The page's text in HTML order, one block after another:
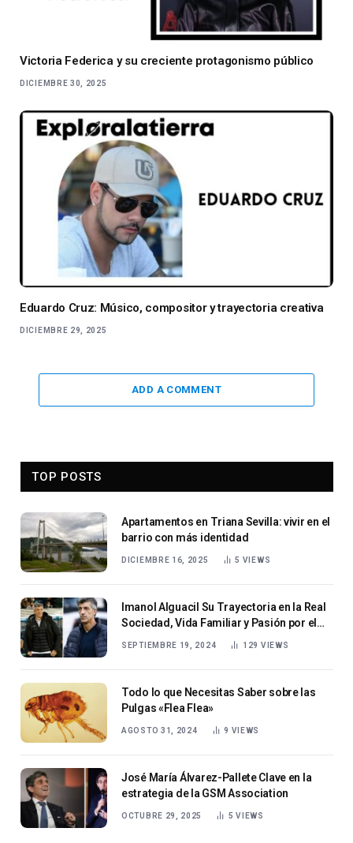
Victoria Federica y su creciente protagonismo público
DICIEMBRE 30, 2025
Eduardo Cruz: Músico, compositor y trayectoria creativa
DICIEMBRE 29, 2025
ADD A COMMENT
TOP POSTS
Apartamentos en Triana Sevilla: vivir en el
barrio con más identidad
DICIEMBRE 16, 2025 5 VIEWS
Imanol Alguacil Su Trayectoria en la Real
Sociedad, Vida Familiar y Pasión por el
SEPTIEMBRE 19, 2024 129 VIEWS
Todo lo que Necesitas Saber sobre las
Pulgas «Flea Flea»
AGOSTO 31, 2024 9 VIEWS
José María Álvarez-Pallete Clave en la
estrategia de la GSM Association
OCTUBRE 29, 2025 5VIEWS